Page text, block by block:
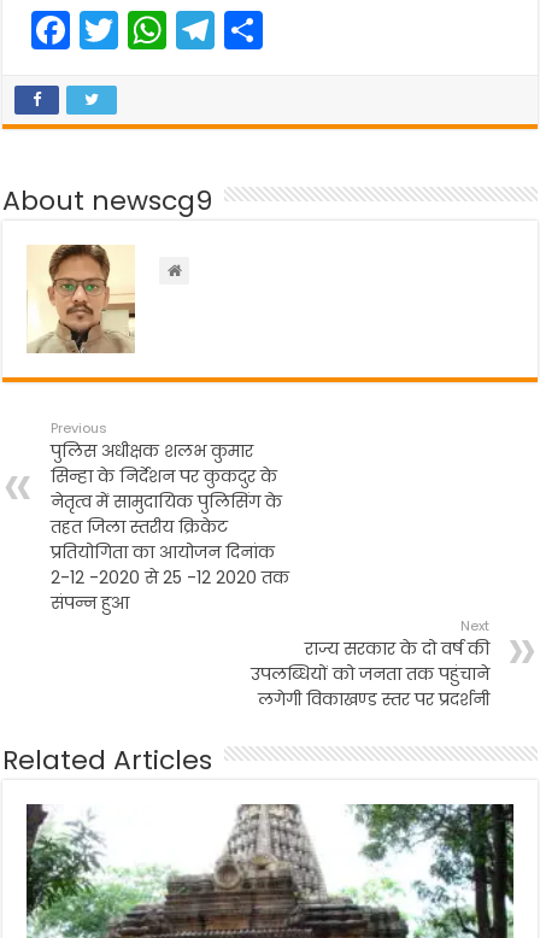
F
a
c
e
b
o
o
k
T
w
er
W
h
ts
A
p
p
T
el
gr
a
e
About newscg9
Previous
पुलिस अधीक्षक शलभ कुमार
सिन्हा के निर्देशन पर कुकदुर के
नेतृत्व में सामुदायिक पुलिसिंग के
तहत जिला स्तरीय क्रिकेट
प्रतियोगिता का आयोजन दिनांक
2-12 -2020 से 25 -12 2020 तक
संपन्न हुआ
Next
राज्य सरकार के दो वर्ष की
उपलब्धियों को जनता तक पहुंचाने
लगेगी विकाखण्ड स्तर पर प्रदर्शनी
Related Articles